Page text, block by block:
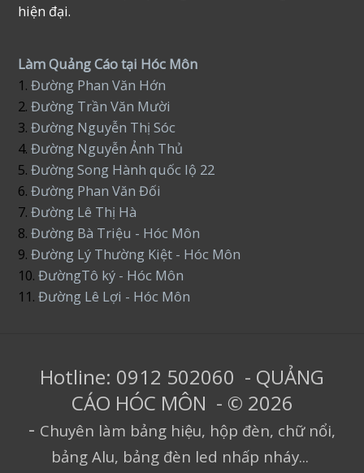
hiện đại.
Làm Quảng Cáo tại Hóc Môn
1.Đường Phan Văn Hớn
2.Đường Trần Văn Mười
3.Đường Nguyễn Thị Sóc
4. Đường Nguyễn Ảnh Thủ
5.Đường Song Hành quốc lộ 22
6.Đường Phan Văn Đối
7. Đường Lê Thị Hà
8.Đường Bà Triệu - Hóc Môn
9.Đường Lý Thường Kiệt - Hóc Môn
10.ĐườngTô ký - Hóc Môn
11.Đường Lê Lợi - Hóc Môn
Hotline: 0912 502060 - QUẢNG
CÁO HÓC MÔN - © 2026
- Chuyên làm bảng hiệu, hộp đèn, chữ nổi,
bảng Alu, bảng đèn led nhấp nháy...